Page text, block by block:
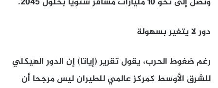
دور لا يتغير بسهولة
رغم ضغوط الحرب، يقول تقرير (إياتا) إن الدور الهيكلي
للشرق الأوسط كمركز عالمي للطيران ليس مرجحا أن